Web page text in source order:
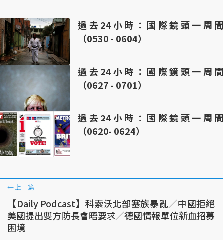
過去24小時：國際鏡頭一周間
（0530 - 0604）
過去24小時：國際鏡頭一周間
（0627 - 0701）
過去24小時：國際鏡頭一周間
（0620- 0624）
←上一篇
【Daily Podcast】科索沃北部塞族暴亂／中國拒絕
美國提出雙方防長會晤要求／德國情報單位新血招募
困境